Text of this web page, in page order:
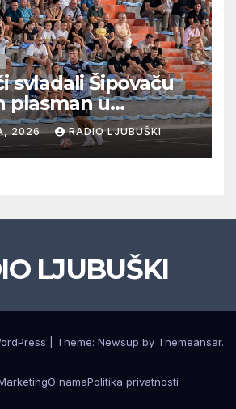
svladali Šipovaču
plasman u
Grab izborio
Klobuk ispao,
četvrtfinale
2026 RADIO LJUBUŠKI
LJUBUŠKI
Theme: Newsup by Themeansar.
O namaPolitika privatnosti